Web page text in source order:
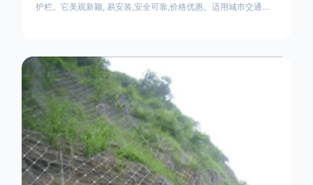
护栏。它美观新颖, 易安装,安全可靠,价格优惠。适用城市交通要
隔离栏，市政道路隔离护栏，人行道路护栏，机动与非机动隔离
护栏、道路中心隔离护栏、带广告牌道路隔离护栏、河道安全护
栏、草坪花坛护栏等市政道路隔离护栏规格齐全、品种多，可以
任